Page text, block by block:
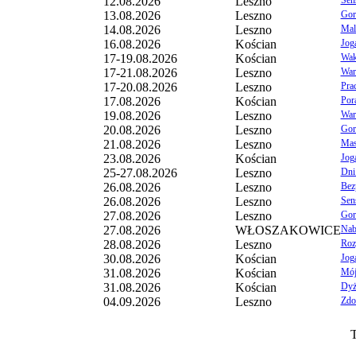
13.08.2026 Leszno
14.08.2026 Leszno
16.08.2026 Kościan
17-19.08.2026 Kościan
17-21.08.2026 Leszno
17-20.08.2026 Leszno
17.08.2026 Kościan
19.08.2026 Leszno
20.08.2026 Leszno
21.08.2026 Leszno
23.08.2026 Kościan
25-27.08.2026 Leszno Dni
26.08.2026 Leszno
26.08.2026 Leszno
27.08.2026 Leszno
27.08.2026 WŁOSZAKOWICE
28.08.2026 Leszno
30.08.2026 Kościan
31.08.2026 Kościan
31.08.2026 Kościan
04.09.2026 Leszno